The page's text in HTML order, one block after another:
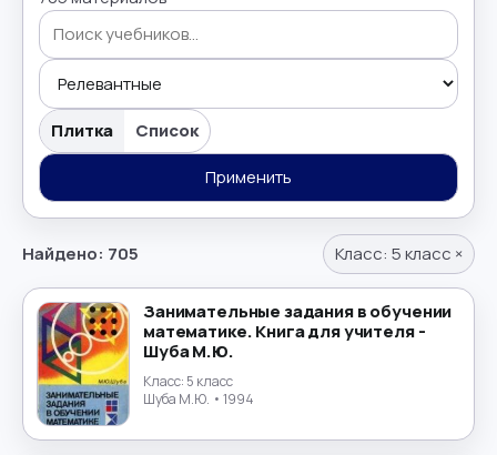
Естествознание →
Иностранные языки
→
Испанский язык →
История
История России
Итальянский язык →
Поиск учебников
Плитка
Список
Применить
Найдено: 705 Класс: 5 класс ×
Занимательные задания в обучении
математике. Книга для учителя -
Шуба М.Ю.
Класс: 5 класс
Шуба М.Ю. • 1994